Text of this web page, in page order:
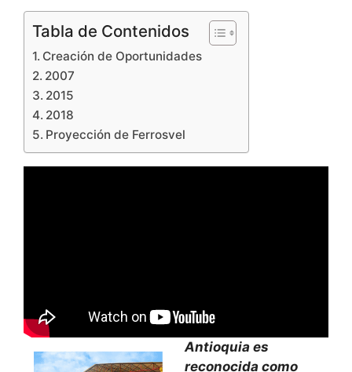
Tabla de Contenidos
Creación de Oportunidades
2007
2015
2018
Proyección de Ferrosvel
Antioquia es
reconocida como